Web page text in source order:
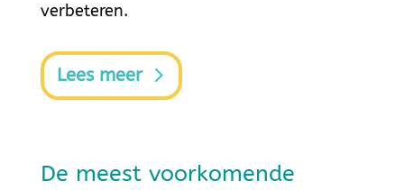
verbeteren.
Lees meer
De meest voorkomende